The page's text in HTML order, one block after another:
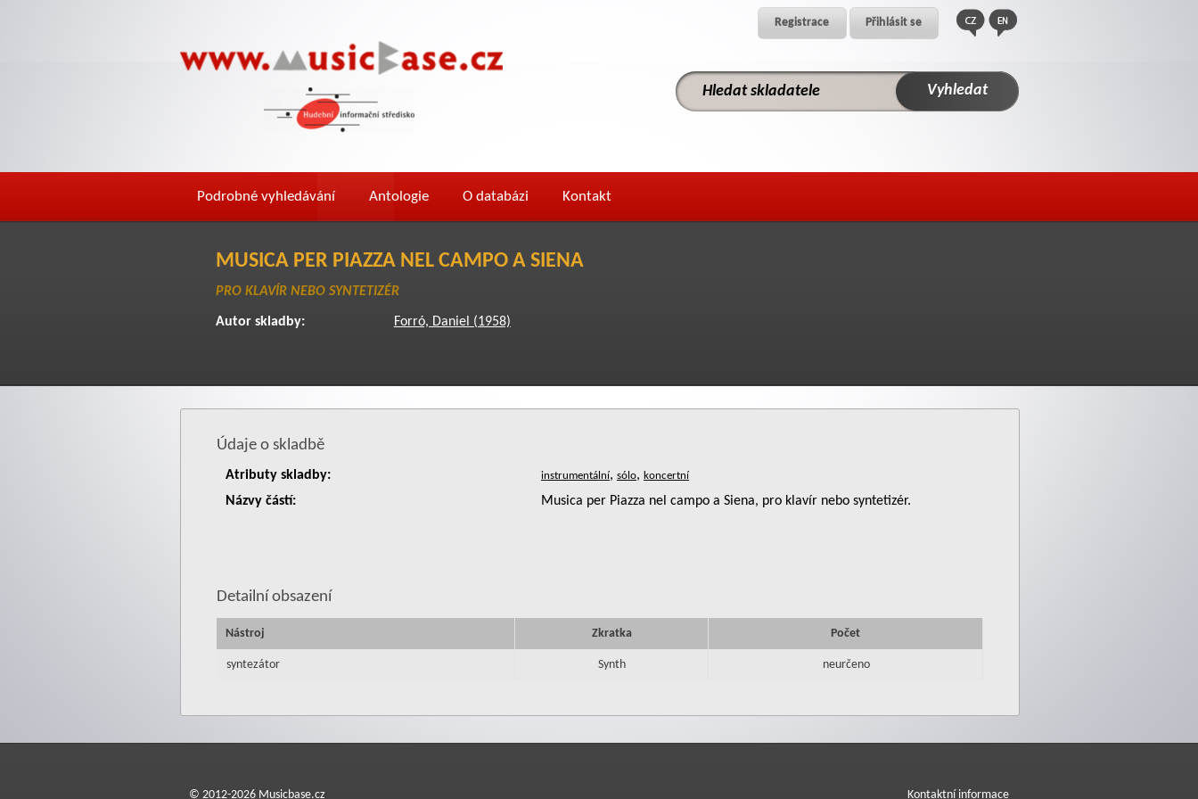
Registrace Přihlásit se
Podrobné vyhledávání Antologie O databázi Kontakt
MUSICA PER PIAZZA NEL CAMPO A SIENA
PRO KLAVÍR NEBO SYNTETIZÉR
Autor skladby: Forró, Daniel (1958)
Údaje o skladbě
Atributy skladby: ,
,
Názvy částí:
Musica per Piazza nel campo a Siena, pro klavír nebo syntetizér.
Detailní obsazení
Nástroj Zkratka Počet
syntezátor Synth neurčeno
© 2012-2026 Musicbase.cz Kontaktní informace